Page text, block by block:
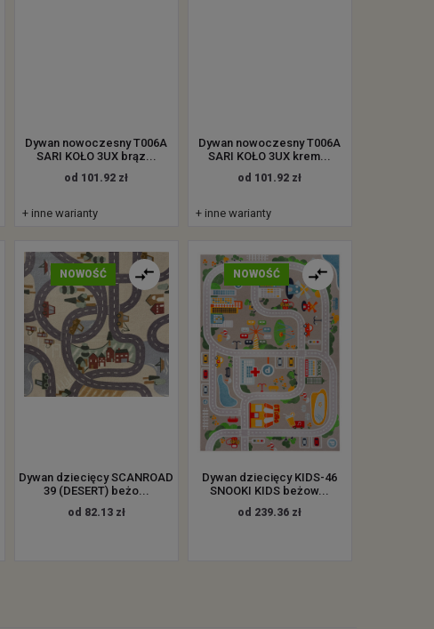
Dywan nowoczesny T006A
SARI KOŁO 3UX brąz...
od 101.92 zł
+ inne warianty
Dywan nowoczesny T006A
SARI KOŁO 3UX krem...
od 101.92 zł
+ inne warianty
NOWOŚĆ
Dywan dziecięcy SCANROAD
39 (DESERT) beżo...
od 82.13 zł
NOWOŚĆ
Dywan dziecięcy KIDS-46
SNOOKI KIDS beżow...
od 239.36 zł